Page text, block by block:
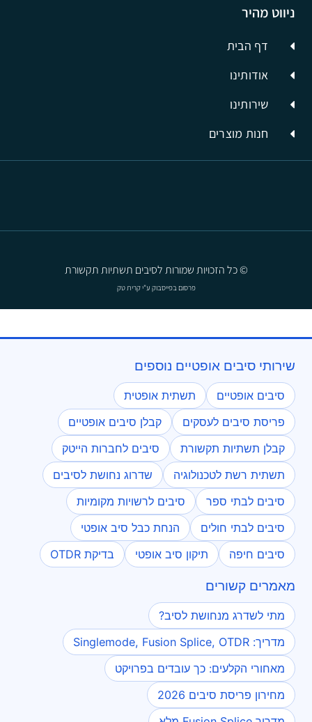
ניווט מהיר
דף הבית
אודותינו
שירותינו
חנות מוצרים
© כל הזכויות שמורות לסיבים תשתיות תקשורת
פרסום בפייסבוק ע"י קרית טק
שירותי סיבים אופטיים נוספים
סיבים אופטיים
תשתית אופטית
פריסת סיבים לעסקים
קבלן סיבים אופטיים
קבלן תשתיות תקשורת
סיבים לחברות הייטק
תשתית רשת לטכנולוגיה
שדרוג נחושת לסיבים
סיבים לבתי ספר
סיבים לרשויות מקומיות
סיבים לבתי חולים
הנחת כבל סיב אופטי
סיבים חיפה
תיקון סיב אופטי בדיקת OTDR
מאמרים קשורים
מתי לשדרג מנחושת לסיב?
מדריך: Singlemode, Fusion Splice, OTDR
מאחורי הקלעים: כך עובדים בפרויקט
מחירון פריסת סיבים 2026